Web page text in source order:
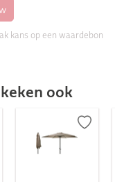
kans op een waardebon
ook